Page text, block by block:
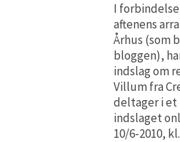
I
aftenens
Århus (som
bloggen),
indslag om
Villum fra
deltager i
indslaget
10/6-2010,